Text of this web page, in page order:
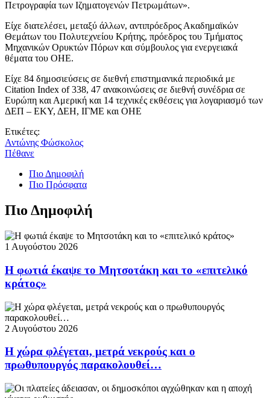
Πετρογραφία των Ιζηματογενών Πετρωμάτων».
Είχε διατελέσει, μεταξύ άλλων, αντιπρόεδρος Ακαδημαϊκών
Θεμάτων του Πολυτεχνείου Κρήτης, πρόεδρος του Τμήματος
Μηχανικών Ορυκτών Πόρων και σύμβουλος για ενεργειακά
θέματα του ΟΗΕ.
Είχε 84 δημοσιεύσεις σε διεθνή επιστημανικά περιοδικά με
Citation Index of 338, 47 ανακοινώσεις σε διεθνή συνέδρια σε
Ευρώπη και Αμερική και 14 τεχνικές εκθέσεις για λογαριασμό των
ΔΕΠ – ΕΚΥ, ΔΕΗ, ΙΓΜΕ και ΟΗΕ
Ετικέτες:
Αντώνης Φώσκολος
Πέθανε
Πιο Δημοφιλή
Πιο Πρόσφατα
Πιο Δημοφιλή
1 Αυγούστου 2026
Η φωτιά έκαψε το Μητσοτάκη και το «επιτελικό
κράτος»
2 Αυγούστου 2026
Η χώρα φλέγεται, μετρά νεκρούς και ο
πρωθυπουργός παρακολουθεί…